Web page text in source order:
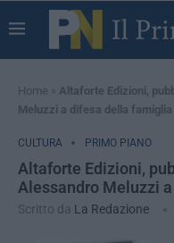
Home » Altaforte Edizioni,
Meluzzi a difesa della famiglia
CULTURA PRIMO PIANO
Altaforte Edizioni,
Alessandro Meluzzi
Scritto da La Redazione